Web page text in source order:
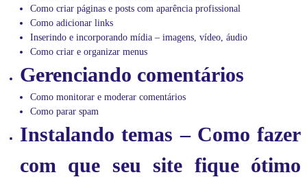
s
d
i
c
a
s
d
o
Como criar páginas e posts com aparência profissional
Como adicionar links
Inserindo e incorporando mídia – imagens, vídeo, áudio
Como criar e organizar menus
Gerenciando comentários
Como monitorar e moderar comentários
Como parar spam
Instalando temas – Como fazer
com que seu site fique ótimo